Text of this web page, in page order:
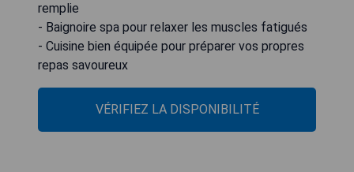
remplie
- Baignoire spa pour relaxer les muscles fatigués
- Cuisine bien équipée pour préparer vos propres
repas savoureux
VÉRIFIEZ LA DISPONIBILITÉ